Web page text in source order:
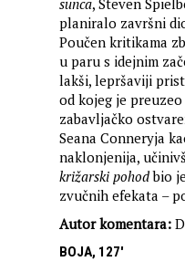
sunca, Steven
planiralo završni
Poučen kritikama
u paru s idejnim
lakši, lepršaviji
od kojeg je
zabavljačko
Seana Conneryja
naklonjenija,
križarski pohodbio
zvučnih efekata –
Autor komentara:
BOJA, 127'